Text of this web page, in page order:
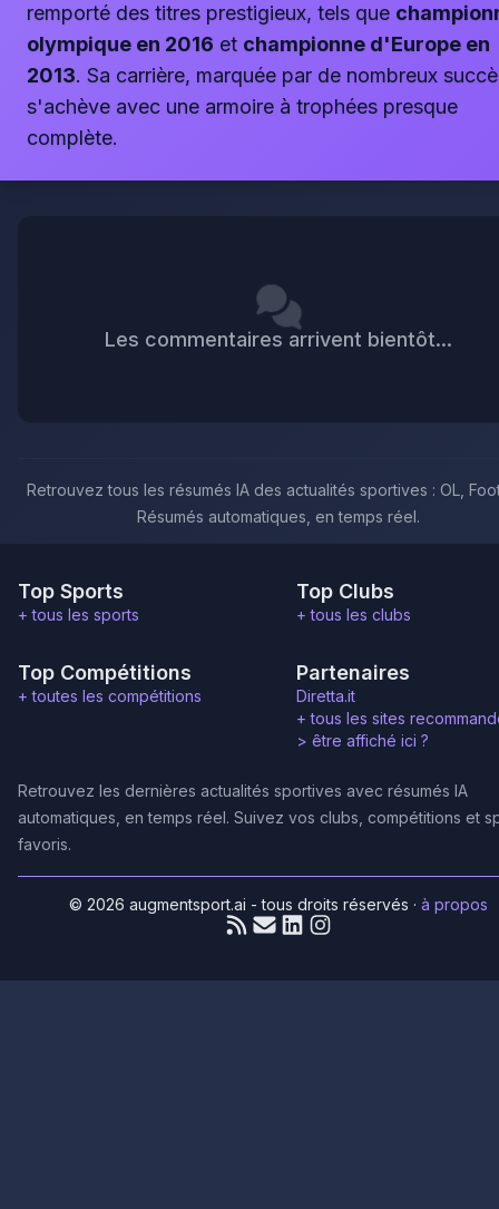
remporté des titres prestigieux, tels que
olympique en 2016 et championne d'Europe en
2013. Sa carrière, marquée par de nombreux
s'achève avec une armoire à trophées presque
complète.
Les commentaires arrivent bientôt...
Retrouvez tous les résumés IA des actualités sportives : OL,
Résumés automatiques, en temps réel.
Top Sports
+ tous les sports
Top Clubs
+ tous les clubs
Top Compétitions
+ toutes les compétitions
Partenaires
Diretta.it
+ tous les sites
> être affiché ici ?
Retrouvez les dernières actualités sportives avec résumés IA
automatiques, en temps réel. Suivez vos clubs, compétitions et
favoris.
© 2026 augmentsport.ai - tous droits réservés · à propos